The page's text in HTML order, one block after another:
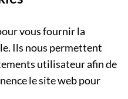
vous fournir la
Ils nous permettent
utilisateur afin de
le site web pour